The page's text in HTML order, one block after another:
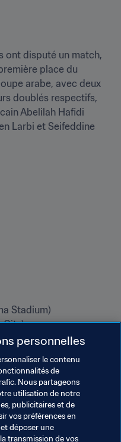
ont disputé un match,
place du
arabe, avec deux
doublés respectifs,
Abelilah Hafidi
Larbi et Seifeddine
Stadium)
City)
personnelles
le contenu
de
Nous partageons
utilisation de notre
publicitaires et de
vos préférences en
déposer une
transmission de vos